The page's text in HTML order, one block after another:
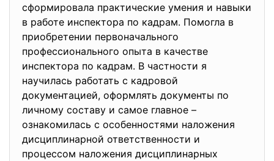
сформировала практические умения и навыки
в работе инспектора по кадрам. Помогла в
приобретении первоначального
профессионального опыта в качестве
инспектора по кадрам. В частности я
научилась работать с кадровой
документацией, оформлять документы по
личному составу и самое главное –
ознакомилась с особенностями наложения
дисциплинарной ответственности и
процессом наложения дисциплинарных